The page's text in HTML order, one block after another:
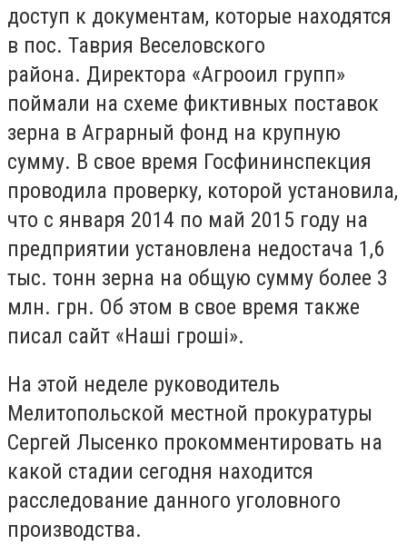
доступ к документам, которые находятся
в пос. Таврия Веселовского
района. Директора «Агрооил групп»
поймали на схеме фиктивных поставок
зерна в Аграрный фонд на крупную
сумму. В свое время Госфининспекция
проводила проверку, которой установила,
что с января 2014 по май 2015 году на
предприятии установлена недостача 1,6
тыс. тонн зерна на общую сумму более 3
млн. грн. Об этом в свое время также
писал сайт «Нашi грошi».
На этой неделе руководитель
Мелитопольской местной прокуратуры
Сергей Лысенко прокомментировать на
какой стадии сегодня находится
расследование данного уголовного
производства.